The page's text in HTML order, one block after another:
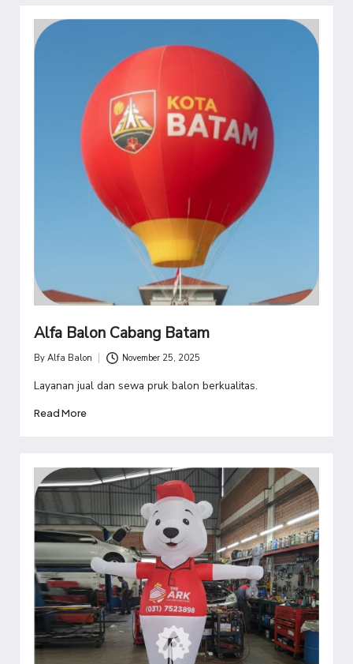
Alfa Balon Cabang Batam
Posted
by
By Alfa Balon November 25, 2025
Layanan jual dan sewa pruk balon berkualitas.
Read More